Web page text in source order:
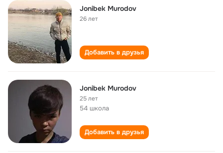
Jonibek Murodov
26 лет
Добавить в друзья
Jonibek Murodov
25 лет
54 школа
Добавить в друзья